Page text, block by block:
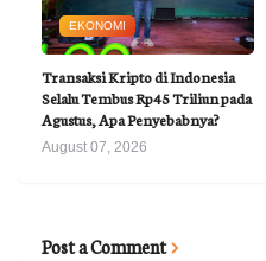
EKONOMI
Transaksi Kripto di Indonesia
Selalu Tembus Rp45 Triliun pada
Agustus, Apa Penyebabnya?
August 07, 2026
Post a Comment